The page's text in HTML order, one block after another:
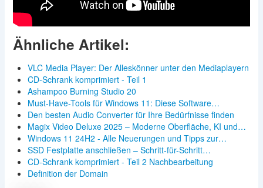
Ähnliche Artikel:
VLC Media Player: Der Alleskönner unter den Mediaplayern
CD-Schrank komprimiert - Teil 1
Ashampoo Burning Studio 20
Must-Have-Tools für Windows 11: Diese Software…
Den besten Audio Converter für Ihre Bedürfnisse finden
Magix Video Deluxe 2025 – Moderne Oberfläche, KI und…
Windows 11 24H2 - Alle Neuerungen und Tipps zur…
SSD Festplatte anschließen – Schritt-für-Schritt…
CD-Schrank komprimiert - Teil 2 Nachbearbeitung
Definition der Domain